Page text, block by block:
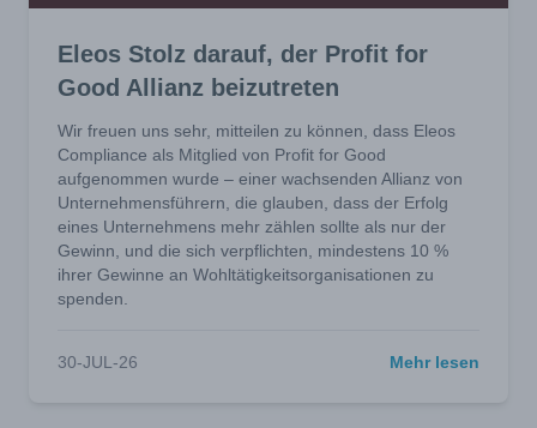
Eleos Stolz darauf, der Profit for
Good Allianz beizutreten
Wir freuen uns sehr, mitteilen zu können, dass Eleos
Compliance als Mitglied von Profit for Good
aufgenommen wurde – einer wachsenden Allianz von
Unternehmensführern, die glauben, dass der Erfolg
eines Unternehmens mehr zählen sollte als nur der
Gewinn, und die sich verpflichten, mindestens 10 %
ihrer Gewinne an Wohltätigkeitsorganisationen zu
spenden.
30-JUL-26 Mehr lesen